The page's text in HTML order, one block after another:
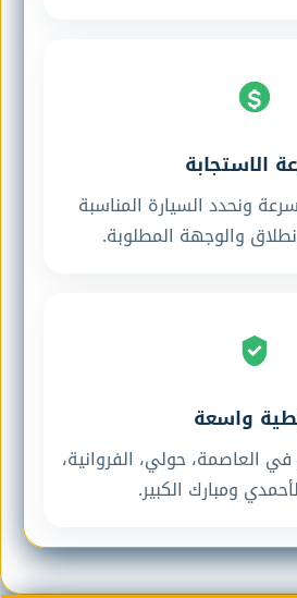
الاستجابة
ونحدد السيارة المناسبة
والوجهة المطلوبة.
واسعة
العاصمة، حولي، الفروانية،
ومبارك الكبير.